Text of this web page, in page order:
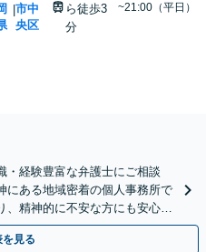
|市中
央区
ら徒歩3
分
~21:00（平日）
・経験豊富な弁護士にご相談
にある地域密着の個人事務所で
、精神的に不安な方にも安心し
約で夜間休日対応可能】
見る